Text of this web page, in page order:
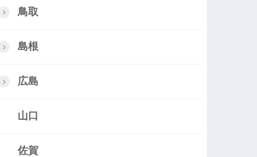
鳥取
島根
広島
山口
佐賀